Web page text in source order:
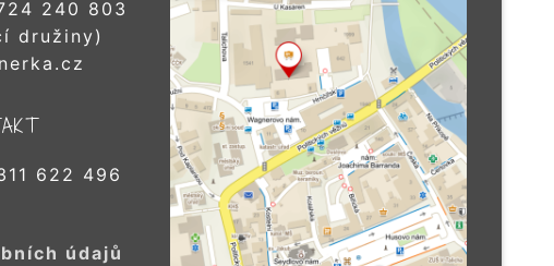
240 803
družiny)
622 496
údajů